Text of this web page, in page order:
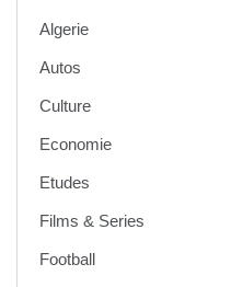
Algerie
Autos
Culture
Economie
Etudes
Films & Series
Football